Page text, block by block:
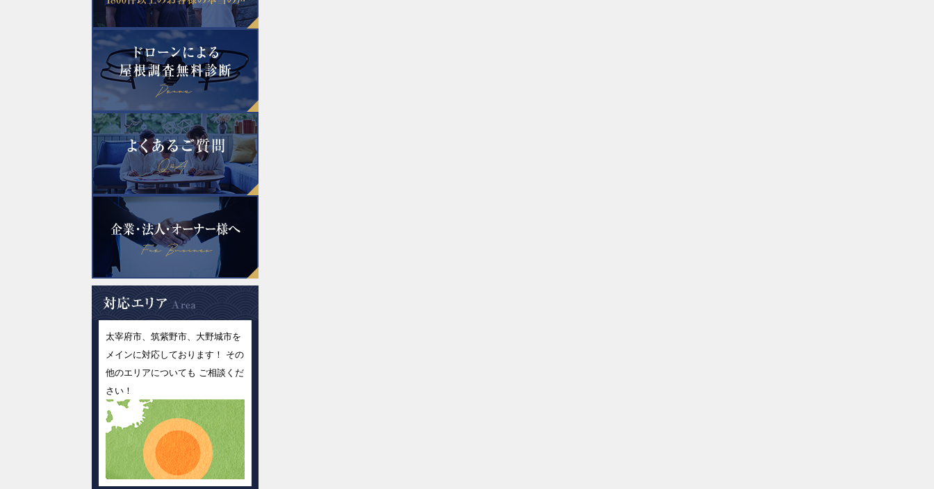
太宰府市、筑紫野市、大野城市を
メインに対応しております！ その
他のエリアについても ご相談くだ
さい！